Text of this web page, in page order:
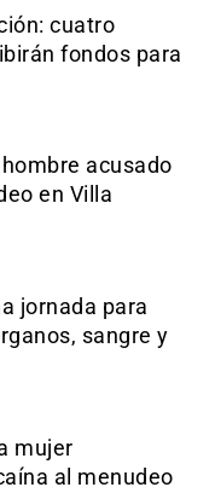
cuatro
fondos para
acusado
en Villa
jornada para
sangre y
mujer
al menudeo